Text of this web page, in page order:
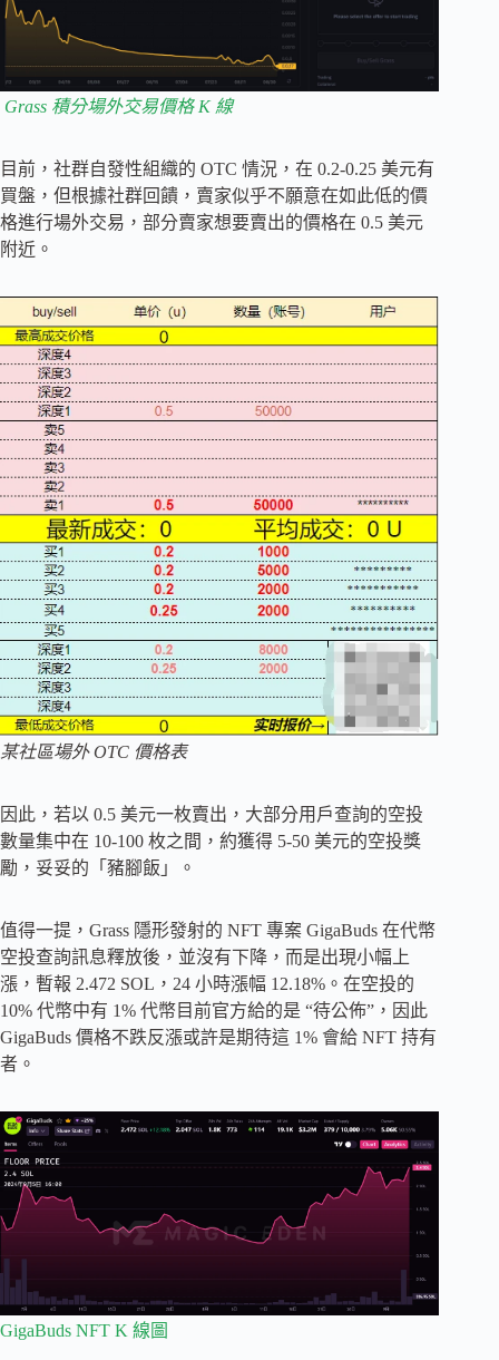
Grass 積分場外交易價格 K 線
目前，社群自發性組織的 OTC 情況，在 0.2-0.25 美元有
買盤，但根據社群回饋，賣家似乎不願意在如此低的價
格進行場外交易，部分賣家想要賣出的價格在 0.5 美元
附近。
某社區場外 OTC 價格表
因此，若以 0.5 美元一枚賣出，大部分用戶查詢的空投
數量集中在 10-100 枚之間，約獲得 5-50 美元的空投獎
勵，妥妥的「豬腳飯」。
值得一提，Grass 隱形發射的 NFT 專案 GigaBuds 在代幣
空投查詢訊息釋放後，並沒有下降，而是出現小幅上
漲，暫報 2.472 SOL，24 小時漲幅 12.18%。在空投的
10% 代幣中有 1% 代幣目前官方給的是 “待公佈”，因此
GigaBuds 價格不跌反漲或許是期待這 1% 會給 NFT 持有
者。
GigaBuds NFT K 線圖